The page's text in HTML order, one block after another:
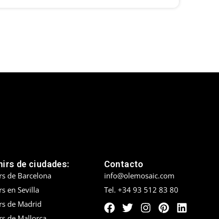
de ciudades:
de Barcelona
en Sevilla
de Madrid
Contacto
info@olemosaic.com
Tel. +34 93 512 83 80